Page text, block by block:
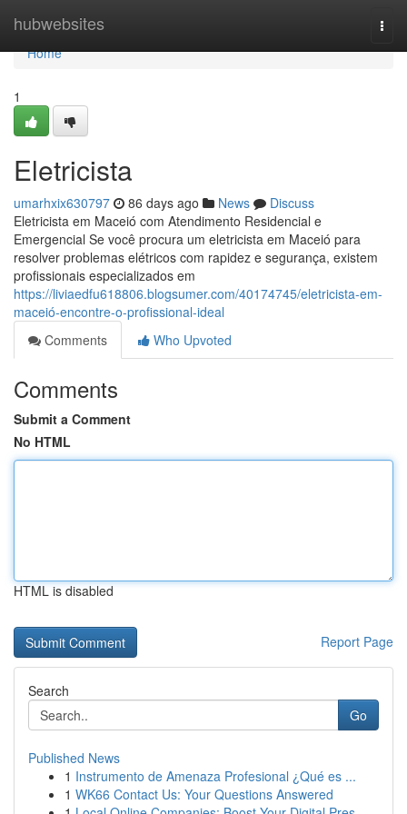
hubwebsites
Home
Home
1
Eletricista
umarhxix630797 86 days ago News
Discuss
Eletricista em Maceió com Atendimento Residencial e
Emergencial Se você procura um eletricista em Maceió para
resolver problemas elétricos com rapidez e segurança, existem
profissionais especializados em
https://liviaedfu618806.blogsumer.com/40174745/eletricista-em-
maceió-encontre-o-profissional-ideal
Comments
Who Upvoted
Comments
Submit a Comment
No HTML
HTML is disabled
Report Page
Search
Go
Published News
1 Instrumento de Amenaza Profesional ¿Qué es ...
1 WK66 Contact Us: Your Questions Answered